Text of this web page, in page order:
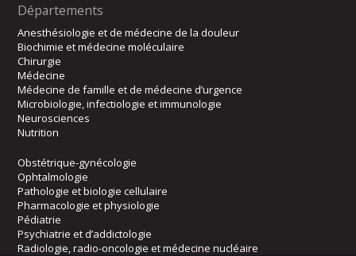
Départements
Anesthésiologie et de médecine de la douleur
Biochimie et médecine moléculaire
Chirurgie
Médecine
Médecine de famille et de médecine d’urgence
Microbiologie, infectiologie et immunologie
Neurosciences
Nutrition
Obstétrique-gynécologie
Ophtalmologie
Pathologie et biologie cellulaire
Pharmacologie et physiologie
Pédiatrie
Psychiatrie et d’addictologie
Radiologie, radio-oncologie et médecine nucléaire